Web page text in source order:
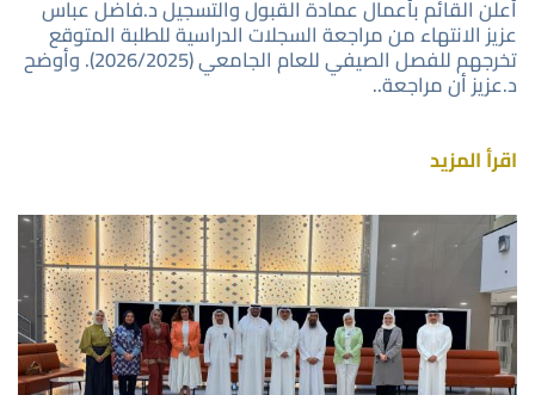
أعلن القائم بأعمال عمادة القبول والتسجيل د.فاضل عباس
عزيز الانتهاء من مراجعة السجلات الدراسية للطلبة المتوقع
تخرجهم للفصل الصيفي للعام الجامعي (2026/2025). وأوضح
د.عزيز أن مراجعة..
اقرأ المزيد
صورة